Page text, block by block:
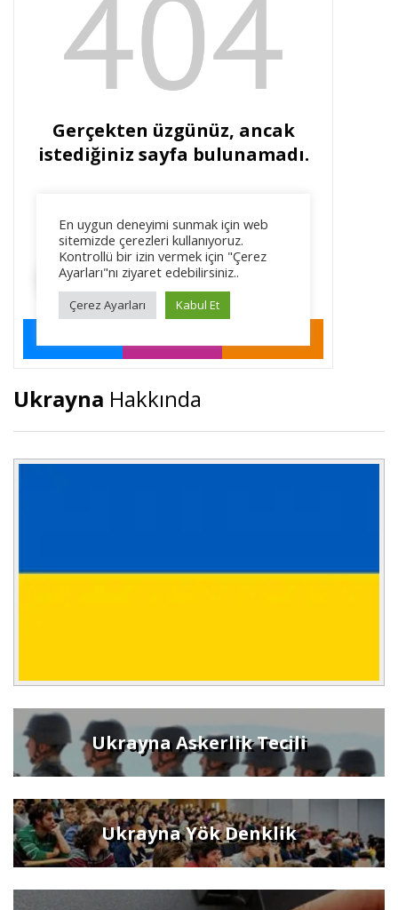
Ukrayna Hakkında
Ukrayna Askerlik Tecili
Ukrayna Yök Denklik